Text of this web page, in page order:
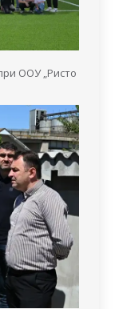
ООУ „Ристо